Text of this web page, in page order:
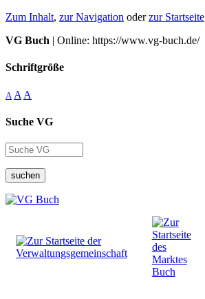
Zum Inhalt, zur Navigation oderzur Startseite
VG Buch | Online: https://www.vg-buch.de/
Schriftgröße
A A A
Suche VG
suchen